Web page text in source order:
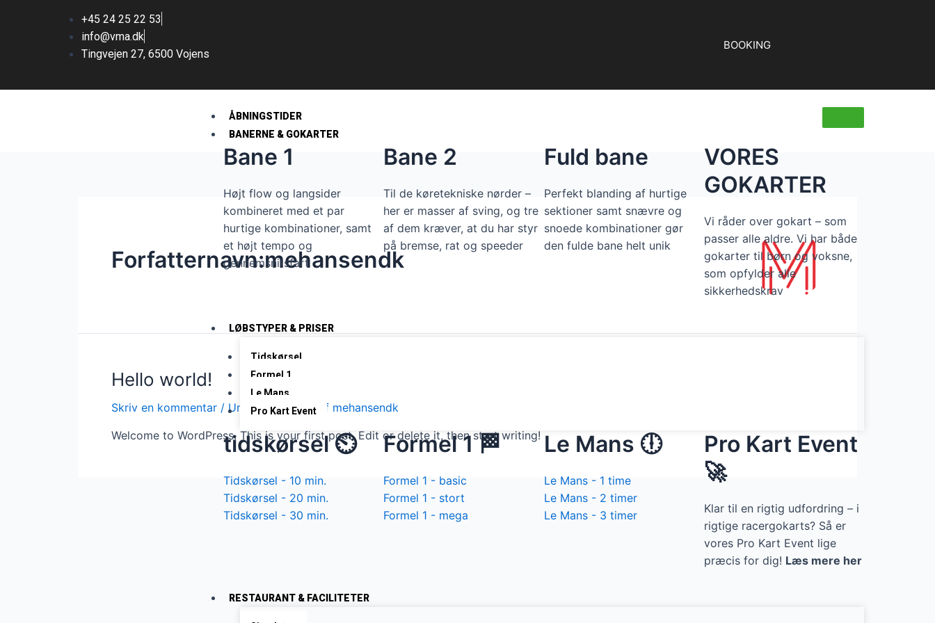
+45 24 25 22 53
info@vma.dk
Tingvejen 27, 6500 Vojens
BOOKING
ÅBNINGSTIDER
BANERNE & GOKARTER
Bane 1
Højt flow og langsider
kombineret med et par
hurtige kombinationer, samt
et højt tempo og
gennemsnitsfart
Bane 2
Til de køretekniske nørder –
her er masser af sving, og tre
af dem kræver, at du har styr
på bremse, rat og speeder
Fuld bane
Perfekt blanding af hurtige
sektioner samt snævre og
snoede kombinationer gør
den fulde bane helt unik
VORES
GOKARTER
Vi råder over gokart – som
passer alle aldre. Vi har både
gokarter til børn og voksne,
som opfylder alle
sikkerhedskrav
LØBSTYPER & PRISER
Tidskørsel
Formel 1
Le Mans
Pro Kart Event
tidskørsel ⏲️
Tidskørsel - 10 min.
Tidskørsel - 20 min.
Tidskørsel - 30 min.
Formel 1 🏁
Formel 1 - basic
Formel 1 - stort
Formel 1 - mega
Le Mans 🕕
Le Mans - 1 time
Le Mans - 2 timer
Le Mans - 3 timer
Pro Kart Event
🚀
Klar til en rigtig udfordring – i
rigtige racergokarts? Så er
vores Pro Kart Event lige
præcis for dig! Læs mere her
RESTAURANT & FACILITETER
Forfatternavn:mehansendk
Hello world!
Skriv en kommentar / Uncategorized/ Af mehansendk
Welcome to WordPress. This is your first post. Edit or delete it, then start writing!